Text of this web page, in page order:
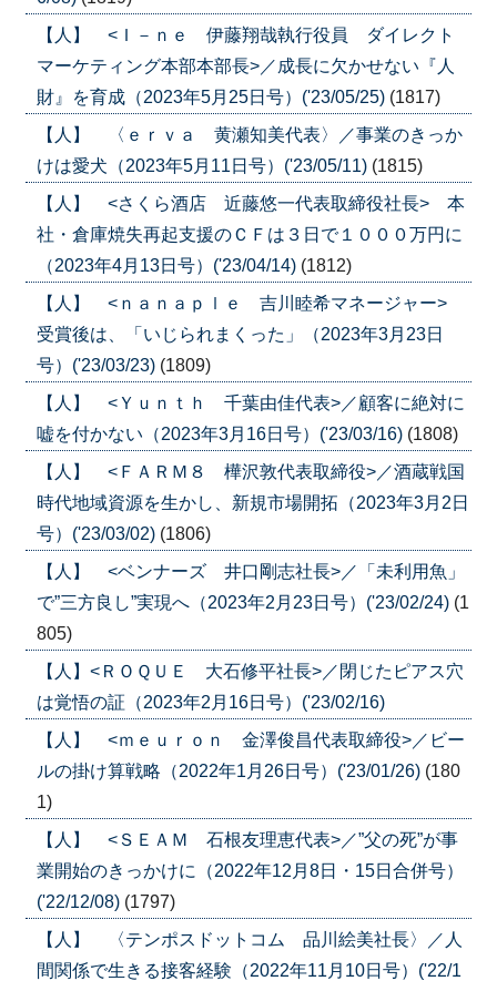
【人】 <Ｉ－ｎｅ 伊藤翔哉執行役員 ダイレクト
マーケティング本部本部長>／成長に欠かせない『人
財』を育成（2023年5月25日号）('23/05/25) (1817)
【人】 〈ｅｒｖａ 黄瀬知美代表〉／事業のきっか
けは愛犬（2023年5月11日号）('23/05/11) (1815)
【人】 <さくら酒店 近藤悠一代表取締役社長> 本
社・倉庫焼失再起支援のＣＦは３日で１０００万円に
（2023年4月13日号）('23/04/14) (1812)
【人】 <ｎａｎａｐｌｅ 吉川睦希マネージャー>
受賞後は、「いじられまくった」（2023年3月23日
号）('23/03/23) (1809)
【人】 <Ｙｕｎｔｈ 千葉由佳代表>／顧客に絶対に
嘘を付かない（2023年3月16日号）('23/03/16) (1808)
【人】 <ＦＡＲＭ８ 樺沢敦代表取締役>／酒蔵戦国
時代地域資源を生かし、新規市場開拓（2023年3月2日
号）('23/03/02) (1806)
【人】 <ベンナーズ 井口剛志社長>／「未利用魚」
で”三方良し”実現へ（2023年2月23日号）('23/02/24) (1
805)
【人】<ＲＯＱＵＥ 大石修平社長>／閉じたピアス穴
は覚悟の証（2023年2月16日号）('23/02/16)
【人】 <ｍｅｕｒｏｎ 金澤俊昌代表取締役>／ビー
ルの掛け算戦略（2022年1月26日号）('23/01/26) (180
1)
【人】 <ＳＥＡＭ 石根友理恵代表>／”父の死”が事
業開始のきっかけに（2022年12月8日・15日合併号）
('22/12/08) (1797)
【人】 〈テンポスドットコム 品川絵美社長〉／人
間関係で生きる接客経験（2022年11月10日号）('22/1